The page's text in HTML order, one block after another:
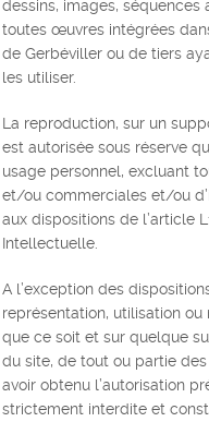
dessins, images, séquences
toutes œuvres intégrées
de Gerbéviller ou de tiers
les utiliser.
La reproduction, sur un
est autorisée sous réserve
usage personnel, excluant
et/ou commerciales et/ou
aux dispositions de l’article
Intellectuelle.
A l’exception des
représentation, utilisation
que ce soit et sur quelque
du site, de tout ou partie
avoir obtenu l’autorisation
strictement interdite et